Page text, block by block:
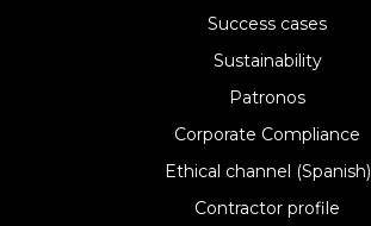
Success cases
Sustainability
Patronos
Corporate Compliance
Ethical channel (Spanish)
Contractor profile